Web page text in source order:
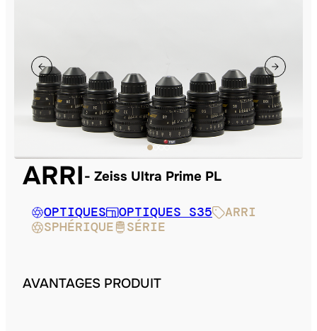
ARRI Zeiss Ultra Prime PL
OPTIQUES OPTIQUES S35
ARRI
SPHÉRIQUE
SÉRIE
AVANTAGES PRODUIT